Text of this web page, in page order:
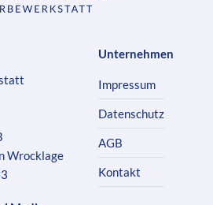
Wrocklage
Unternehmen
Impressum
Datenschutz
AGB
Kontakt